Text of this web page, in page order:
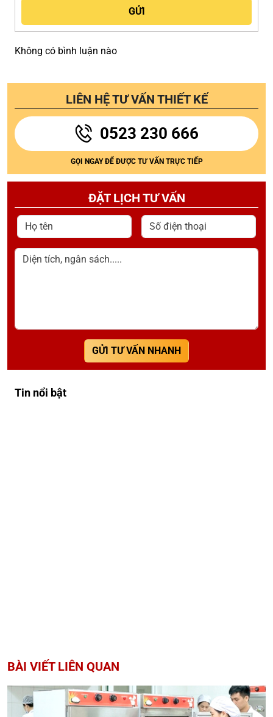
Không có bình luận nào
LIÊN HỆ TƯ VẤN THIẾT KẾ
0523 230 666
GỌI NGAY ĐỂ ĐƯỢC TƯ VẤN TRỰC TIẾP
ĐẶT LỊCH TƯ VẤN
Họ tên Số điện thoại
Diện tích, ngân sách.....
GỬI TƯ VẤN NHANH
Tin nổi bật
BÀI VIẾT LIÊN QUAN